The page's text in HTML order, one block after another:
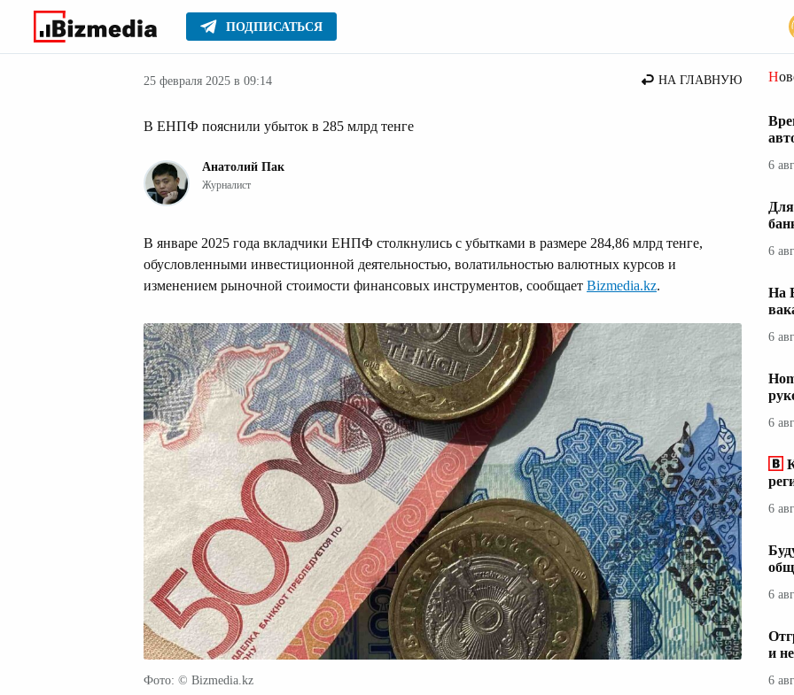
ПОДПИСАТЬСЯ
Главное Новости Финансовые новости Казахстана
25 февраля 2025 в 09:14 НА ГЛАВНУЮ
В ЕНПФ пояснили убыток в 285 млрд тенге
Анатолий Пак
Журналист
В январе 2025 года вкладчики ЕНПФ столкнулись с убытками в размере 284,86 млрд тенге,
обусловленными инвестиционной деятельностью, волатильностью валютных курсов и
изменением рыночной стоимости финансовых инструментов, сообщает Bizmedia.kz.
Фото: © Bizmedia.kz
6
6
На
6
6
6
6
и
6